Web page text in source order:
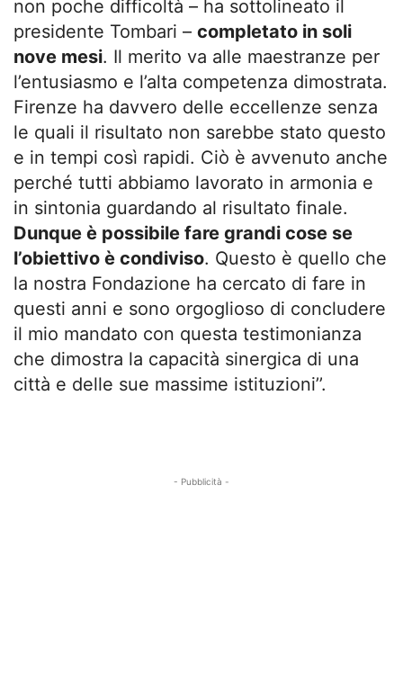
non poche difficoltà – ha sottolineato il
presidente Tombari – completato in soli
nove mesi. Il merito va alle maestranze per
l’entusiasmo e l’alta competenza dimostrata.
Firenze ha davvero delle eccellenze senza
le quali il risultato non sarebbe stato questo
e in tempi così rapidi. Ciò è avvenuto anche
perché tutti abbiamo lavorato in armonia e
in sintonia guardando al risultato finale.
Dunque è possibile fare grandi cose se
l’obiettivo è condiviso. Questo è quello che
la nostra Fondazione ha cercato di fare in
questi anni e sono orgoglioso di concludere
il mio mandato con questa testimonianza
che dimostra la capacità sinergica di una
città e delle sue massime istituzioni’’.
- Pubblicità -